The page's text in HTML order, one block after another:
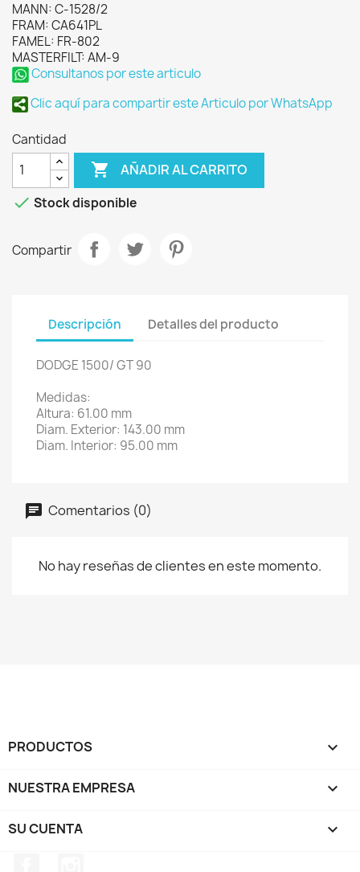
MANN: C-1528/2
FRAM: CA641PL
FAMEL: FR-802
MASTERFILT: AM-9
Consultanos por este articulo
Clic aquí para compartir este Articulo por WhatsApp
Cantidad
 AÑADIR AL CARRITO
 Stock disponible
Compartir
Descripción Detalles del producto
DODGE 1500/ GT 90
Medidas:
Altura: 61.00 mm
Diam. Exterior: 143.00 mm
Diam. Interior: 95.00 mm
Comentarios (0)
No hay reseñas de clientes en este momento.
PRODUCTOS 
NUESTRA EMPRESA 
SU CUENTA 